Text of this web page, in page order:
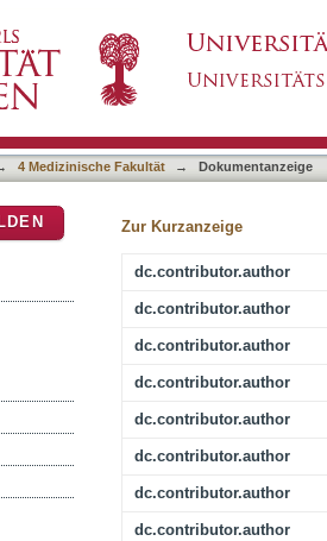
4 Medizinische Fakultät → Dokumentanzeige
Zur Kurzanzeige
dc.contributor.author
dc.contributor.author
dc.contributor.author
dc.contributor.author
dc.contributor.author
dc.contributor.author
dc.contributor.author
dc.contributor.author